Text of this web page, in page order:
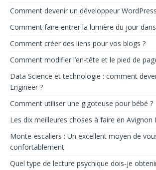
Comment devenir un développeur
Comment faire entrer la lumière du jour
Comment créer des liens pour vos blogs ?
Comment modifier l’en-tête et le pied de
Data Science et technologie : comment
Engineer ?
Comment utiliser une gigoteuse pour bébé ?
Les dix meilleures choses à faire en Avignon
Monte-escaliers : Un excellent moyen de
confortablement
Quel type de lecture psychique dois-je